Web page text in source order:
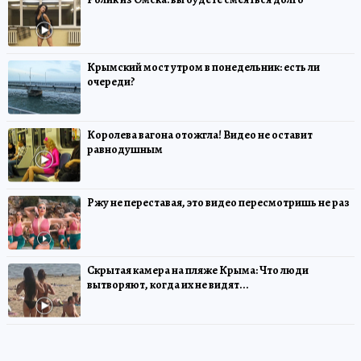
Крымский мост утром в понедельник: есть ли
очереди?
Королева вагона отожгла! Видео не оставит
равнодушным
Ржу не переставая, это видео пересмотришь не раз
Скрытая камера на пляже Крыма: Что люди
вытворяют, когда их не видят...